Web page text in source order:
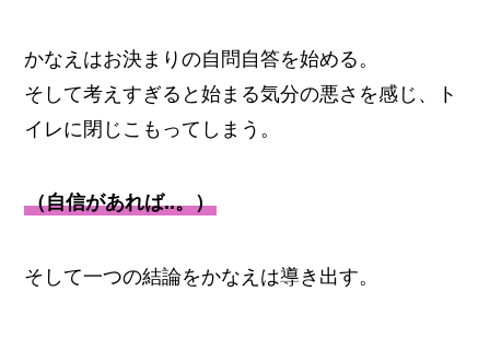
かなえはお決まりの自問自答を始める。
そして考えすぎると始まる気分の悪さを感じ、ト
イレに閉じこもってしまう。
（自信があれば..。）
そして一つの結論をかなえは導き出す。